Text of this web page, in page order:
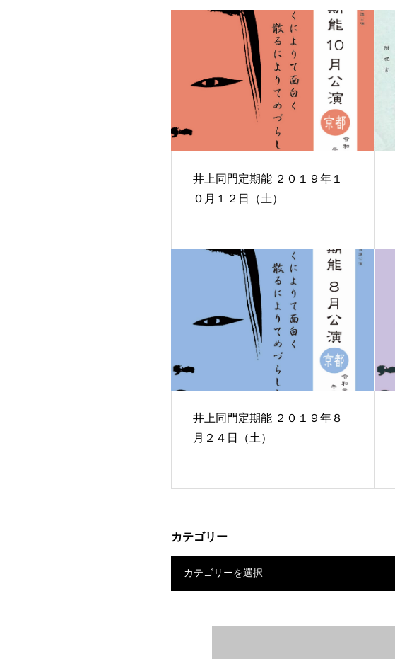
井上同門定期能 ２０１９年１
０月１２日（土）
井上同門定期能 ２０１９年８
月２４日（土）
カテゴリー
カテゴリーを選択